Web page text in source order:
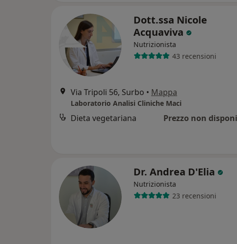
Dott.ssa Nicole
Acquaviva
Nutrizionista
43 recensioni
Via Tripoli 56, Surbo • Mappa
Laboratorio Analisi Cliniche Maci
Dieta vegetariana Prezzo non
Dr. Andrea D'Elia
Nutrizionista
23 recensioni